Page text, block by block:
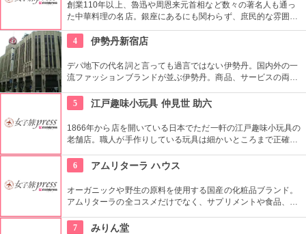
創業110年以上、魯迅や周恩来元首相など数々の著名人も通っ
た中華料理の名店。銀座にあるにも関わらず、庶民的な雰囲気
を大切にしており安心して中国料理を味わえるお店として人気
を得ています。
4 伊勢丹新宿店
デパ地下の代名詞と言っても過言ではない伊勢丹。国内外の一
流ファッションブランドが並ぶ伊勢丹。商品、サービスの両面
とメンズ館があり、百貨店業界では衣料品の売上高日本一を誇
っている。
5 江戸趣味小玩具 仲見世 助六
1866年から店を開いている日本でただ一軒の江戸趣味小玩具の
老舗店。職人が手作りしている玩具は細かいところまで正確に
6
アムリターラ ハウス
オーガニックや野生の原料を使用する国産の化粧品ブランド。
アムリターラの全コスメだけでなく、サプリメントや食品、雑
っている。
7 みりん堂